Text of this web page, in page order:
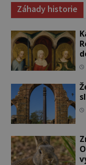
Záhady historie